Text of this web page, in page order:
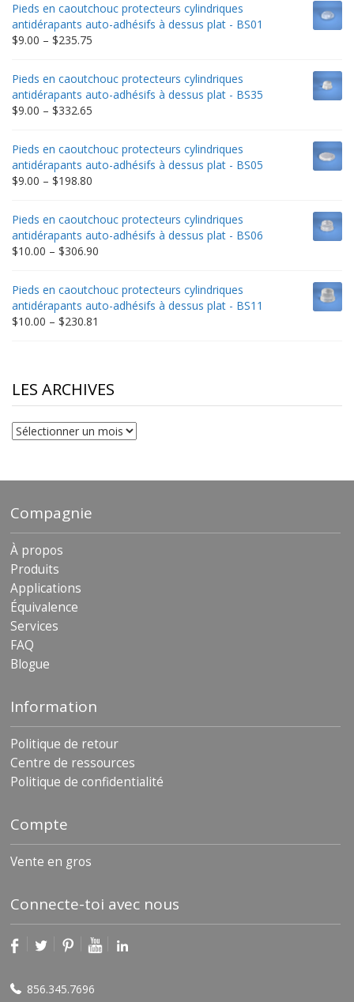
Pieds en caoutchouc protecteurs cylindriques
antidérapants auto-adhésifs à dessus plat - BS01
$9.00 – $235.75
$9.00
through
$235.75
Pieds en caoutchouc protecteurs cylindriques
antidérapants auto-adhésifs à dessus plat - BS35
$9.00 – $332.65
$9.00
through
$332.65
Pieds en caoutchouc protecteurs cylindriques
antidérapants auto-adhésifs à dessus plat - BS05
$9.00 – $198.80
$9.00
through
$198.80
Pieds en caoutchouc protecteurs cylindriques
antidérapants auto-adhésifs à dessus plat - BS06
$10.00 – $306.90
through
$306.90
Pieds en caoutchouc protecteurs cylindriques
antidérapants auto-adhésifs à dessus plat - BS11
$10.00 – $230.81
$230.81
LES ARCHIVES
Les
archives
Compagnie
À propos
Produits
Applications
Équivalence
Services
FAQ
Blogue
Information
Politique de retour
Centre de ressources
Politique de confidentialité
Compte
Vente en gros
Connecte-toi avec nous
856.345.7696